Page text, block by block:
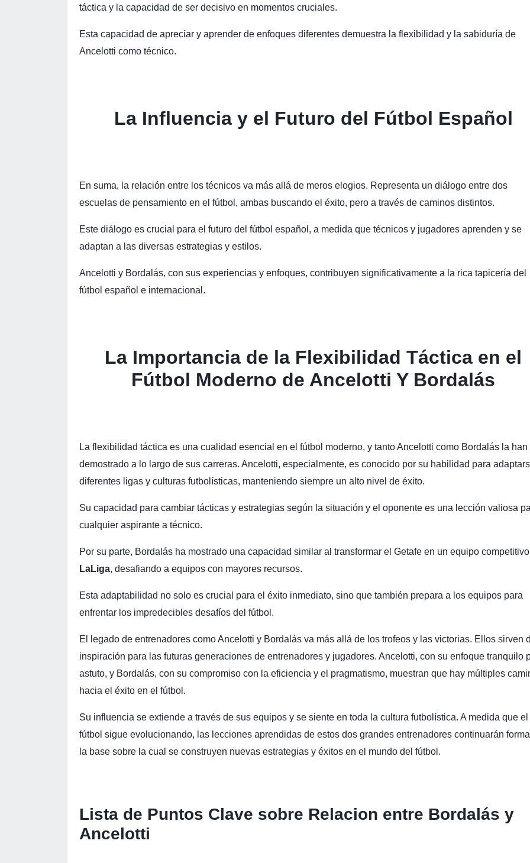
táctica y la capacidad de ser decisivo en momentos cruciales.
Esta capacidad de apreciar y aprender de enfoques diferentes demuestra la flexibilidad y la sabiduría de
Ancelotti como técnico.
La Influencia y el Futuro del Fútbol Español
En suma, la relación entre los técnicos va más allá de meros elogios. Representa un diálogo entre dos
escuelas de pensamiento en el fútbol, ambas buscando el éxito, pero a través de caminos distintos.
Este diálogo es crucial para el futuro del fútbol español, a medida que técnicos y jugadores aprenden y se
adaptan a las diversas estrategias y estilos.
Ancelotti y Bordalás, con sus experiencias y enfoques, contribuyen significativamente a la rica tapicería del
fútbol español e internacional.
La Importancia de la Flexibilidad Táctica en el
Fútbol Moderno de Ancelotti Y Bordalás
La flexibilidad táctica es una cualidad esencial en el fútbol moderno, y tanto Ancelotti como Bordalás la han
demostrado a lo largo de sus carreras. Ancelotti, especialmente, es conocido por su habilidad para
diferentes ligas y culturas futbolísticas, manteniendo siempre un alto nivel de éxito.
Su capacidad para cambiar tácticas y estrategias según la situación y el oponente es una lección valiosa
cualquier aspirante a técnico.
Por su parte, Bordalás ha mostrado una capacidad similar al transformar el Getafe en un equipo
LaLiga, desafiando a equipos con mayores recursos.
Esta adaptabilidad no solo es crucial para el éxito inmediato, sino que también prepara a los equipos para
enfrentar los impredecibles desafíos del fútbol.
El legado de entrenadores como Ancelotti y Bordalás va más allá de los trofeos y las victorias. Ellos sirven
inspiración para las futuras generaciones de entrenadores y jugadores. Ancelotti, con su enfoque tranquilo
astuto, y Bordalás, con su compromiso con la eficiencia y el pragmatismo, muestran que hay múltiples
hacia el éxito en el fútbol.
Su influencia se extiende a través de sus equipos y se siente en toda la cultura futbolística. A medida que el
fútbol sigue evolucionando, las lecciones aprendidas de estos dos grandes entrenadores continuarán
la base sobre la cual se construyen nuevas estrategias y éxitos en el mundo del fútbol.
Lista de Puntos Clave sobre Relacion entre Bordalás y
Ancelotti